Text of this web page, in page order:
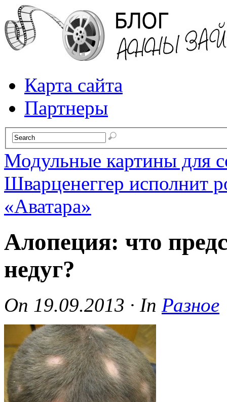
Карта сайта
Партнеры
Модульные картины для
Шварценеггер исполнит
«Аватара»
Алопеция: что
недуг?
On 19.09.2013 · In Разное